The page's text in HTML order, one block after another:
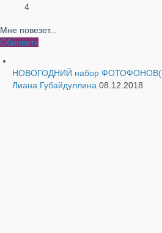
4
Мне повезет...
Обновить
НОВОГОДНИЙ набор ФОТОФОНОВ(5
Лиана Губайдуллина 08.12.2018